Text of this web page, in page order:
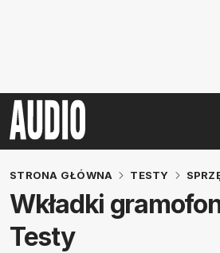
STRONA GŁÓWNA TESTY
Wkładki
Testy